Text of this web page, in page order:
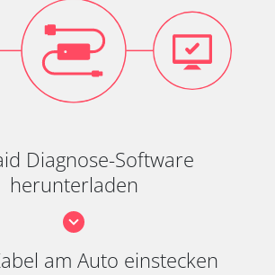
Diagnose-Software
herunterladen
am Auto einstecken